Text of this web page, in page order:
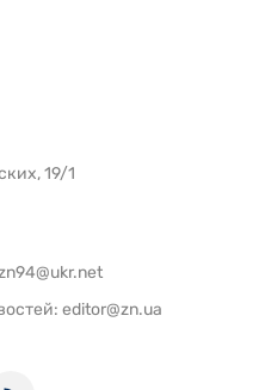
19/1
editor@zn.ua